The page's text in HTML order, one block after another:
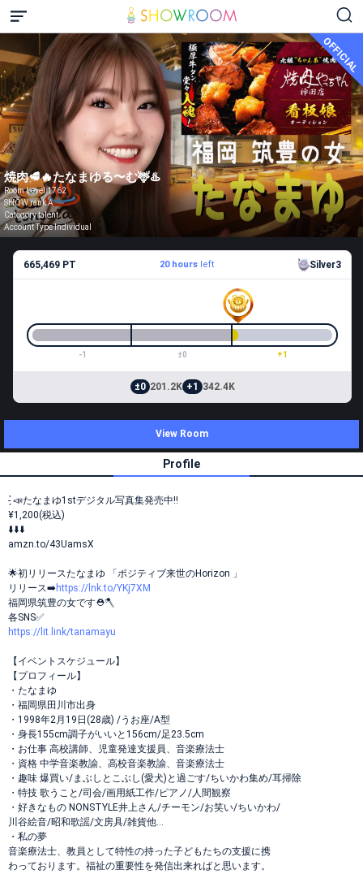
OFFICIAL
焼肉🥩🔥たなまゆる〜む🦌♨️
Room Level 1762
SHOW rank A
Category talent
Account Type Individual
665,469 PT 20 hours left Silver3
-1 ±0 +1
±0 201.2K +1 342.4K
View Room
Profile
- ̗̀📣たなまゆ1stデジタル写真集発売中‼️
¥1,200(税込)
⬇️⬇️⬇️
amzn.to/43UamsX
🌟初リリースたなまゆ 「ポジティブ来世のHorizon 」
リリース➡️https://lnk.to/YKj7XM
福岡県筑豊の女です⛑🪓
各SNS✅
https://lit.link/tanamayu
【イベントスケジュール】
【プロフィール】
・たなまゆ
・福岡県田川市出身
・1998年2月19日(28歳) /うお座/A型
・身長155cm調子がいいと156cm/足23.5cm
・お仕事 高校講師、児童発達支援員、音楽療法士
・資格 中学音楽教諭、高校音楽教諭、音楽療法士
・趣味 爆買い/まぶしとこぶし(愛犬)と過ごす/ちいかわ集め/耳掃除
・特技 歌うこと/司会/画用紙工作/ピアノ/人間観察
・好きなもの NONSTYLE井上さん/チーモン/お笑い/ちいかわ/
川谷絵音/昭和歌謡/文房具/雑貨他…
・私の夢
音楽療法士、教員として特性の持った子どもたちの支援に携
わっております。福祉の重要性を発信出来ればと思います。